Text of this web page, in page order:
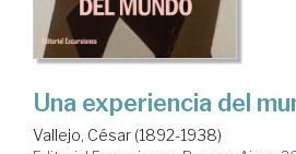
Una experiencia del
Vallejo, César (1892-1938)